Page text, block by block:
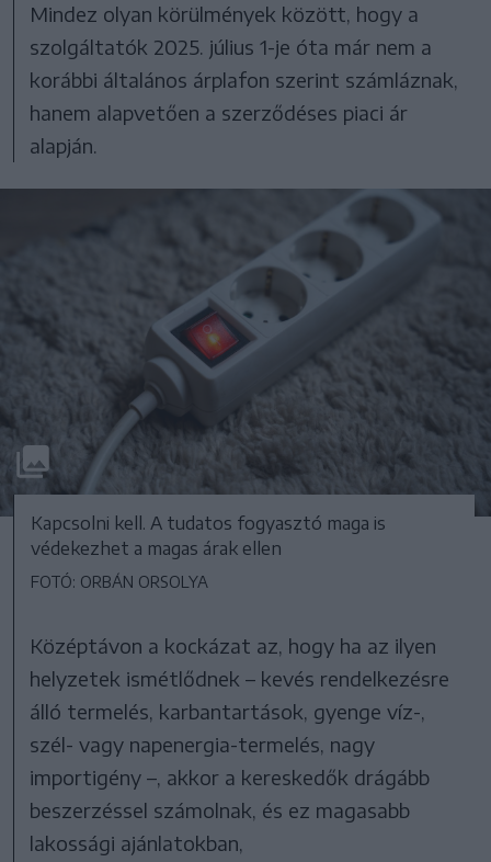
Mindez olyan körülmények között, hogy a
szolgáltatók 2025. július 1-je óta már nem a
korábbi általános árplafon szerint számláznak,
hanem alapvetően a szerződéses piaci ár
alapján.
Kapcsolni kell. A tudatos fogyasztó maga is
védekezhet a magas árak ellen
FOTÓ: ORBÁN ORSOLYA
Középtávon a kockázat az, hogy ha az ilyen
helyzetek ismétlődnek – kevés rendelkezésre
álló termelés, karbantartások, gyenge víz-,
szél- vagy napenergia-termelés, nagy
importigény –, akkor a kereskedők drágább
beszerzéssel számolnak, és ez magasabb
lakossági ajánlatokban,